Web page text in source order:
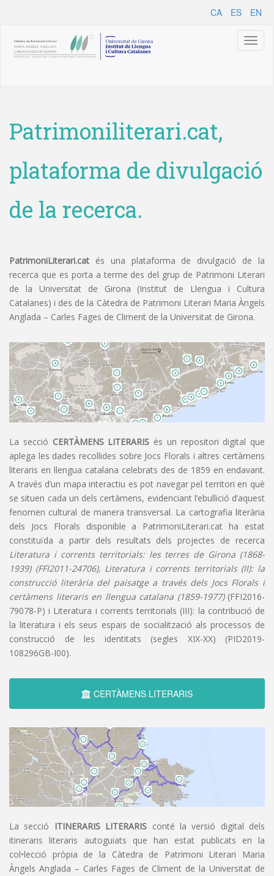
CA ES EN
Patrimoniliterari.cat,
plataforma de divulgació
de la recerca.
PatrimoniLiterari.cat és una plataforma de divulgació de la
recerca que es porta a terme des del grup de Patrimoni Literari
de la Universitat de Girona (Institut de Llengua i Cultura
Catalanes) i des de la Càtedra de Patrimoni Literari Maria Àngels
Anglada – Carles Fages de Climent de la Universitat de Girona.
La secció CERTÀMENS LITERARIS és un repositori digital que
aplega les dades recollides sobre Jocs Florals i altres certàmens
literaris en llengua catalana celebrats des de 1859 en endavant.
A través d’un mapa interactiu es pot navegar pel territori en què
se situen cada un dels certàmens, evidenciant l’ebullició d’aquest
fenomen cultural de manera transversal. La cartografia literària
dels Jocs Florals disponible a PatrimoniLiterari.cat ha estat
constituïda a partir dels resultats dels projectes de recerca
Literatura i corrents territorials: les terres de Girona (1868-
1939) (FFI2011-24706), Literatura i corrents territorials (II): la
construcció literària del paisatge a través dels Jocs Florals i
certàmens literaris en llengua catalana (1859-1977)(FFI2016-
79078-P) i Literatura i corrents territorials (III): la contribució de
la literatura i els seus espais de socialització als processos de
construcció de les identitats (segles XIX-XX) (PID2019-
108296GB-I00).
CERTÀMENS LITERARIS
La secció ITINERARIS LITERARIS conté la versió digital dels
itineraris literaris autoguiats que han estat publicats en la
col•lecció pròpia de la Càtedra de Patrimoni Literari Maria
Àngels Anglada – Carles Fages de Climent de la Universitat de